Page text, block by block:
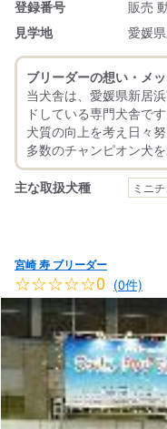
登録番号
販売
見学地
愛媛
ブリーダーの想い・メ
当犬舎は、愛媛県新居
ドしている専門犬舎です
犬質の向上を考え日々
主な取扱犬種 ミニ
宮崎 寿 ブリーダー
☆☆☆☆☆0 (0件)